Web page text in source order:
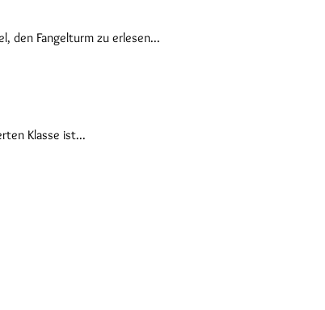
den Fangelturm zu erlesen...
Klasse ist...